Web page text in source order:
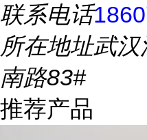
联系电话
所在地址武汉
南路83#
推荐产品